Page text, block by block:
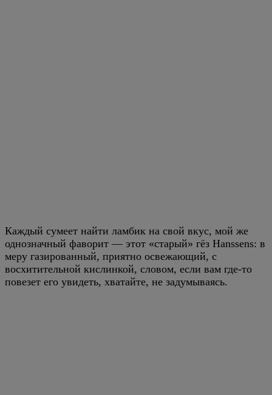
Каждый сумеет найти ламбик на свой вкус, мой же
однозначный фаворит — этот «старый» гёз Hanssens: в
меру газированный, приятно освежающий, с
восхитительной кислинкой, словом, если вам где-то
повезет его увидеть, хватайте, не задумываясь.